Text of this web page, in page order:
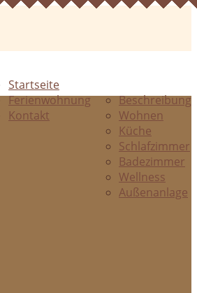
Startseite
Ferienwohnung
Beschreibung
Wohnen
Küche
Schlafzimmer
Badezimmer
Wellness
Außenanlage
Kontakt